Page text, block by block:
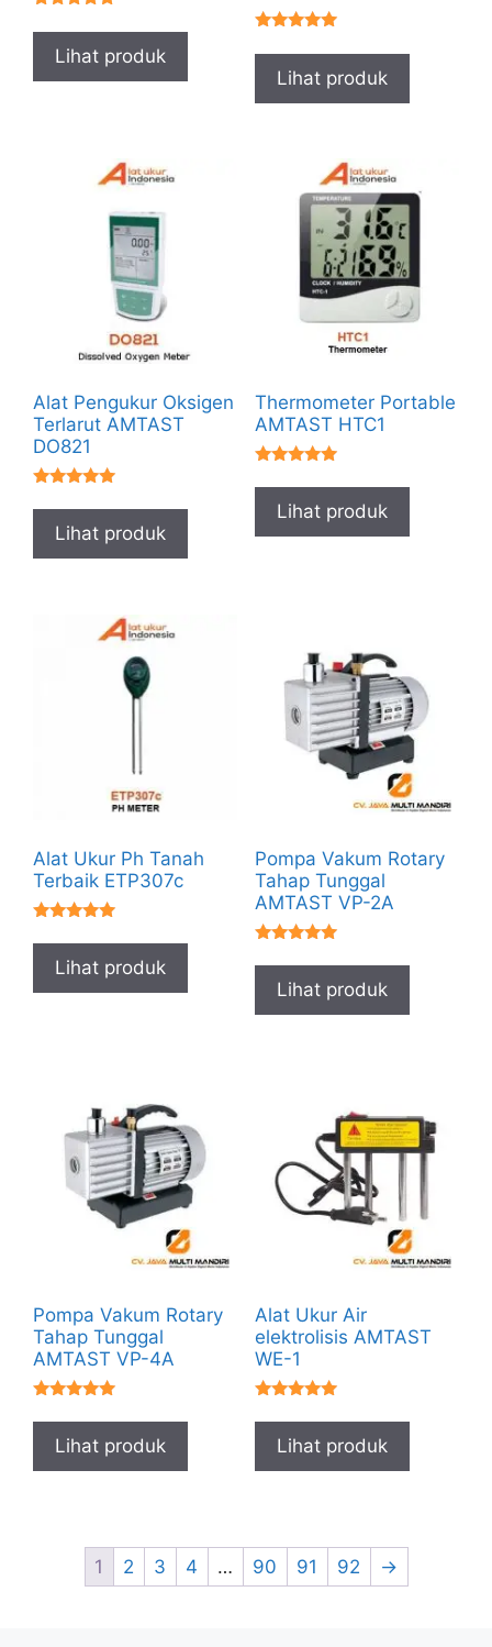
Lihat produk
Lihat produk
Alat Pengukur Oksigen
Terlarut AMTAST
DO821
Lihat produk
Thermometer Portable
AMTAST HTC1
Lihat produk
Alat Ukur Ph Tanah
Terbaik ETP307c
Lihat produk
Pompa Vakum Rotary
Tahap Tunggal
AMTAST VP-2A
Lihat produk
Pompa Vakum Rotary
Tahap Tunggal
AMTAST VP-4A
Lihat produk
Alat Ukur Air
elektrolisis AMTAST
WE-1
Lihat produk
1 2 3 4 … 90 91 92 →